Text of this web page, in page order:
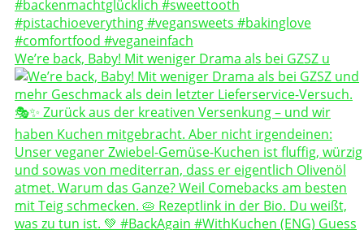
We’re back, Baby! Mit weniger Drama als bei GZSZ u